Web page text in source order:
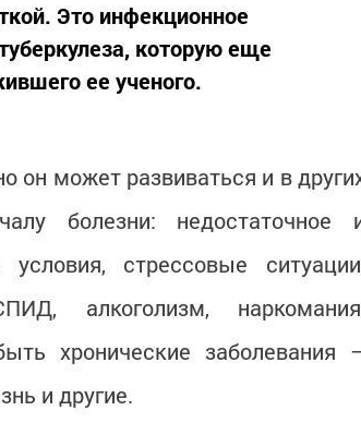
Это инфекционное
которую еще
ее ученого.
он может развиваться и в
болезни: недостаточное
стрессовые
алкоголизм,
хронические заболевания
и другие.